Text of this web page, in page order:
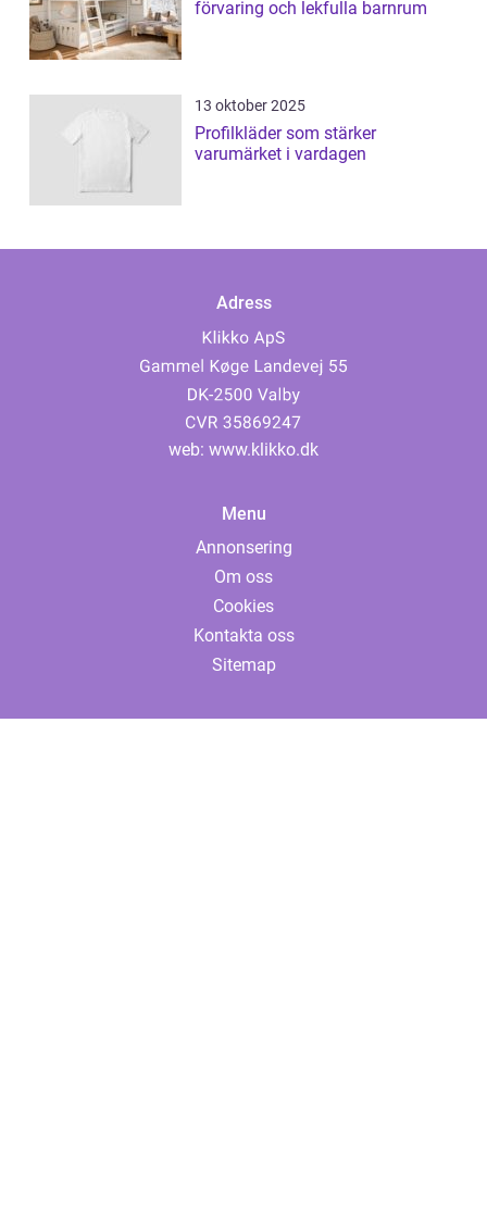
förvaring och lekfulla barnrum
13 oktober 2025
Profilkläder som stärker
varumärket i vardagen
Adress
web: www.klikko.dk
Menu
Annonsering
Om oss
Cookies
Kontakta oss
Sitemap